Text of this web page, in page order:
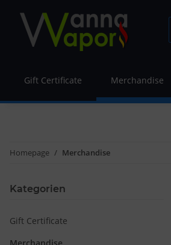
Gift Certificate Merchandise
Homepage Merchandise
Kategorien
Gift Certificate